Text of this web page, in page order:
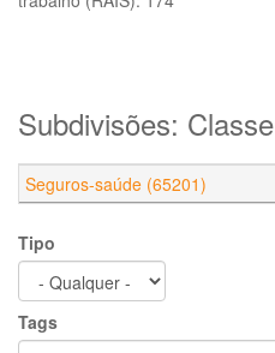
Subdivisões: Classe
Seguros-saúde (65201)
Tipo
Tags